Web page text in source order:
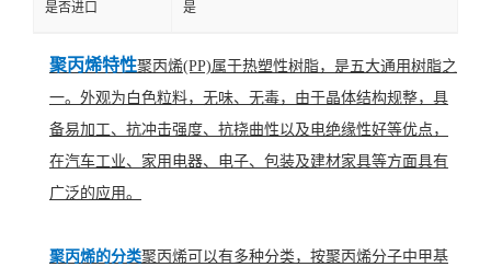
是否进口 是
聚丙烯特性聚丙烯(PP)属于热塑性树脂，是五大通用树脂之
一。外观为白色粒料，无味、无毒，由于晶体结构规整，具
备易加工、抗冲击强度、抗挠曲性以及电绝缘性好等优点，
在汽车工业、家用电器、电子、包装及建材家具等方面具有
广泛的应用。
聚丙烯的分类聚丙烯可以有多种分类，按聚丙烯分子中甲基